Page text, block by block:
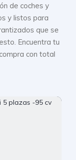
de coches y
y listos para
que se
Encuentra tu
con total